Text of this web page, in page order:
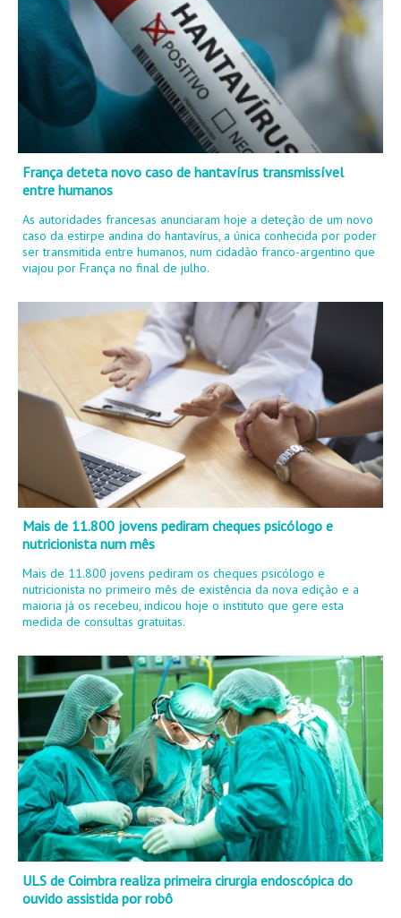
França deteta novo caso de hantavírus transmissível
entre humanos
As autoridades francesas anunciaram hoje a deteção de um novo
caso da estirpe andina do hantavírus, a única conhecida por poder
ser transmitida entre humanos, num cidadão franco-argentino que
viajou por França no final de julho.
Mais de 11.800 jovens pediram cheques psicólogo e
nutricionista num mês
Mais de 11.800 jovens pediram os cheques psicólogo e
nutricionista no primeiro mês de existência da nova edição e a
maioria já os recebeu, indicou hoje o instituto que gere esta
medida de consultas gratuitas.
ULS de Coimbra realiza primeira cirurgia endoscópica do
ouvido assistida por robô